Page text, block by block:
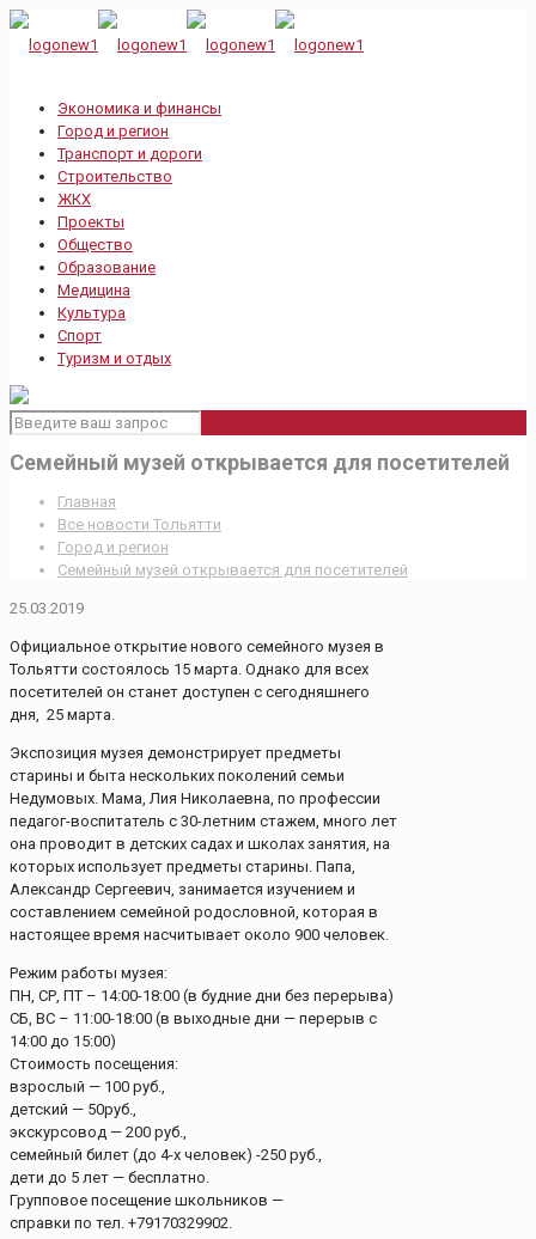
Экономика и финансы
Город и регион
Транспорт и дороги
Строительство
ЖКХ
Проекты
Общество
Образование
Медицина
Культура
Спорт
Туризм и отдых
Семейный музей открывается для посетителей
Главная
Все новости Тольятти
Город и регион
Семейный музей открывается для посетителей
25.03.2019
Официальное открытие нового семейного музея в
Тольятти состоялось 15 марта. Однако для всех
посетителей он станет доступен с сегодняшнего
дня, 25 марта.
Экспозиция музея демонстрирует предметы
старины и быта нескольких поколений семьи
Недумовых. Мама, Лия Николаевна, по профессии
педагог-воспитатель с 30-летним стажем, много лет
она проводит в детских садах и школах занятия, на
которых использует предметы старины. Папа,
Александр Сергеевич, занимается изучением и
составлением семейной родословной, которая в
настоящее время насчитывает около 900 человек.
Режим работы музея:
ПН, СР, ПТ – 14:00-18:00 (в будние дни без перерыва)
СБ, ВС – 11:00-18:00 (в выходные дни — перерыв с
14:00 до 15:00)
Стоимость посещения:
взрослый — 100 руб.,
детский — 50руб.,
экскурсовод — 200 руб.,
семейный билет (до 4-х человек) -250 руб.,
дети до 5 лет — бесплатно.
Групповое посещение школьников —
справки по тел. +79170329902.